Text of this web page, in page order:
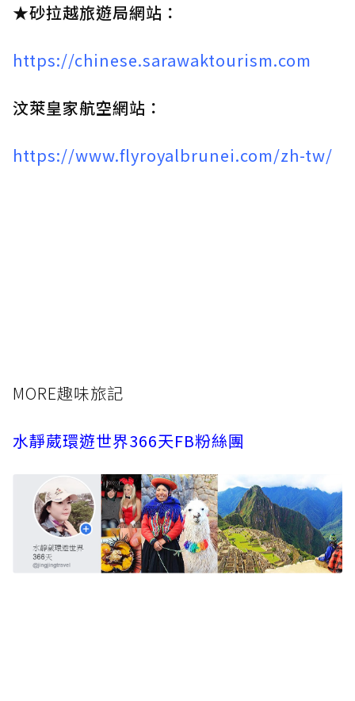
★砂拉越旅遊局網站：
https://chinese.sarawaktourism.com
汶萊皇家航空網站：
https://www.flyroyalbrunei.com/zh-tw/
MORE趣味旅記
水靜葳環遊世界366天FB粉絲團